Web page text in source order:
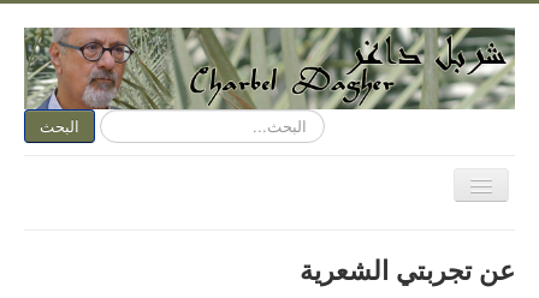
البحث... البحث
تبديل
المتصفح
الكتابة الآن
عن تجربتي الشعرية